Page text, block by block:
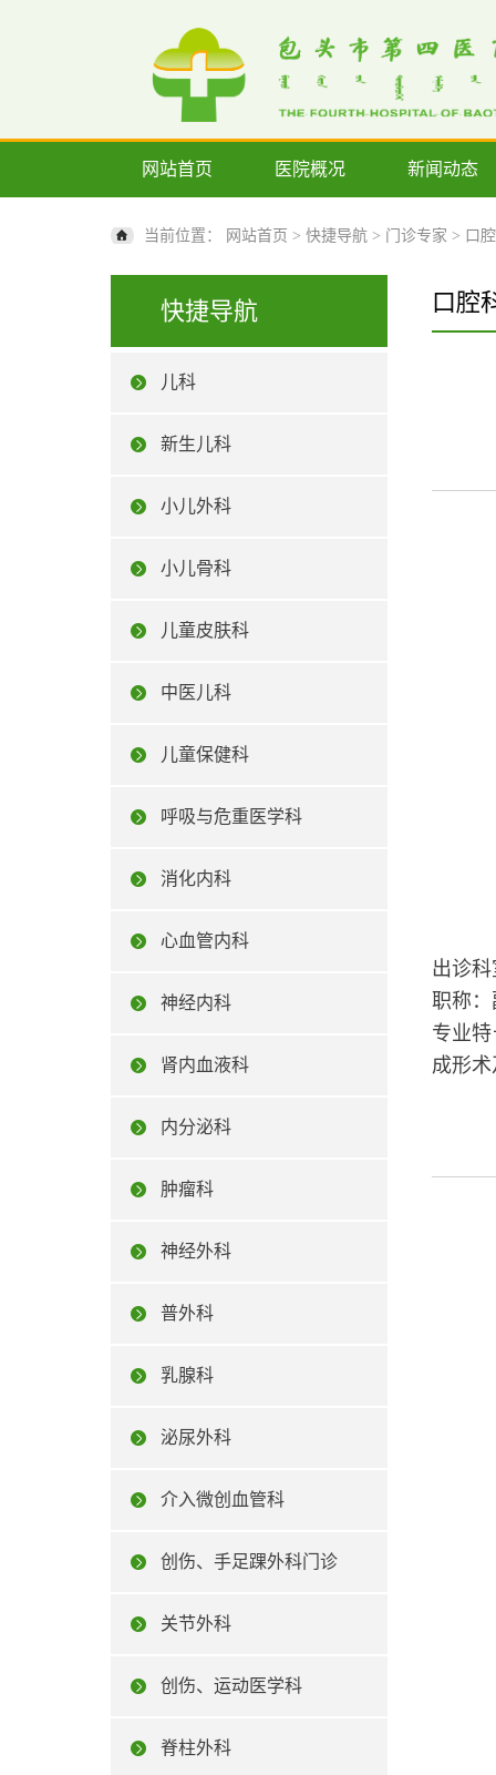
网站首页 医院概况 新闻动态
当前位置： 网站首页 > 快捷导航 > 门诊专家 > 口
快捷导航
儿科
新生儿科
小儿外科
小儿骨科
儿童皮肤科
中医儿科
儿童保健科
呼吸与危重医学科
消化内科
心血管内科
神经内科
肾内血液科
内分泌科
肿瘤科
神经外科
普外科
乳腺科
泌尿外科
介入微创血管科
创伤、手足踝外科门诊
关节外科
创伤、运动医学科
脊柱外科
口腔
出诊
职称
专业
成形